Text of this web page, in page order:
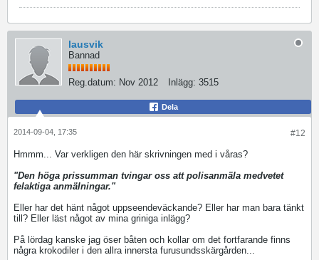
lausvik
Bannad
Reg.datum: Nov 2012 Inlägg: 3515
Dela
#12
2014-09-04, 17:35
Hmmm... Var verkligen den här skrivningen med i våras?
"Den höga prissumman tvingar oss att polisanmäla medvetet
felaktiga anmälningar."
Eller har det hänt något uppseendeväckande? Eller har man bara tänkt
till? Eller läst något av mina griniga inlägg?
På lördag kanske jag öser båten och kollar om det fortfarande finns
några krokodiler i den allra innersta furusundsskärgården...